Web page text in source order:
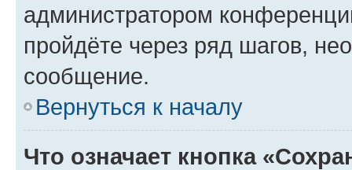
администратором
пройдёте через ряд шагов,
сообщение.
Вернуться к началу
Что означает кнопка